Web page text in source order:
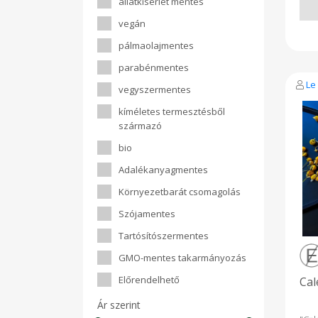
vegán
pálmaolajmentes
parabénmentes
vegyszermentes
kíméletes termesztésből
származó
bio
Adalékanyagmentes
Környezetbarát csomagolás
Szójamentes
Tartósítószermentes
GMO-mentes takarmányozás
Előrendelhető
Ár szerint